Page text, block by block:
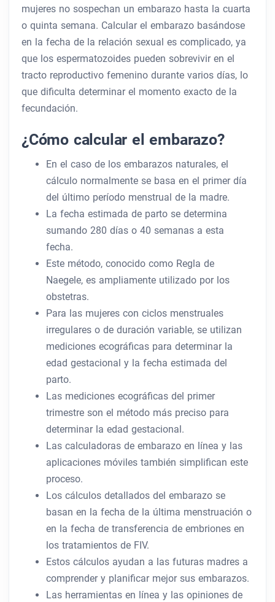
mujeres no sospechan un embarazo hasta la cuarta
o quinta semana. Calcular el embarazo basándose
en la fecha de la relación sexual es complicado, ya
que los espermatozoides pueden sobrevivir en el
tracto reproductivo femenino durante varios días, lo
que dificulta determinar el momento exacto de la
fecundación.
¿Cómo calcular el embarazo?
En el caso de los embarazos naturales, el
cálculo normalmente se basa en el primer día
del último período menstrual de la madre.
La fecha estimada de parto se determina
sumando 280 días o 40 semanas a esta
fecha.
Este método, conocido como Regla de
Naegele, es ampliamente utilizado por los
obstetras.
Para las mujeres con ciclos menstruales
irregulares o de duración variable, se utilizan
mediciones ecográficas para determinar la
edad gestacional y la fecha estimada del
parto.
Las mediciones ecográficas del primer
trimestre son el método más preciso para
determinar la edad gestacional.
Las calculadoras de embarazo en línea y las
aplicaciones móviles también simplifican este
proceso.
Los cálculos detallados del embarazo se
basan en la fecha de la última menstruación o
en la fecha de transferencia de embriones en
los tratamientos de FIV.
Estos cálculos ayudan a las futuras madres a
comprender y planificar mejor sus embarazos.
Las herramientas en línea y las opiniones de